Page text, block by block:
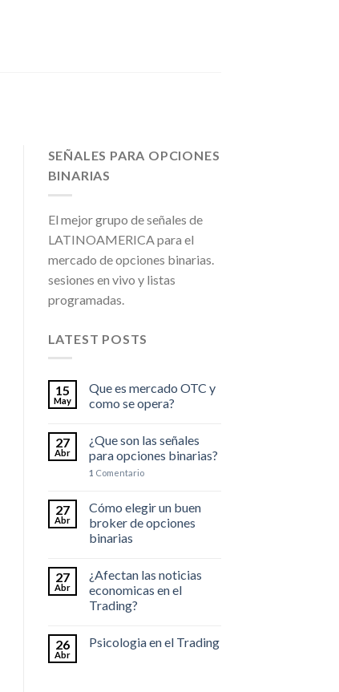
SEÑALES PARA OPCIONES
BINARIAS
El mejor grupo de señales de
LATINOAMERICA para el
mercado de opciones binarias.
sesiones en vivo y listas
programadas.
LATEST POSTS
15
May
Que es mercado OTC y
como se opera?
27
Abr
¿Que son las señales
para opciones binarias?
1 Comentario
27
Abr
Cómo elegir un buen
broker de opciones
binarias
27
Abr
¿Afectan las noticias
economicas en el
Trading?
26
Abr
Psicologia en el Trading